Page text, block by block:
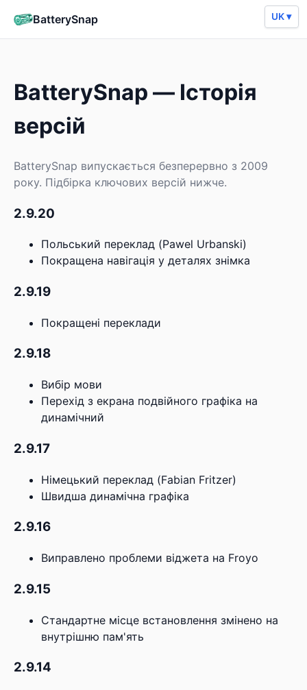
BatterySnap
BatterySnap — Історія
версій
BatterySnap випускається безперервно з 2009
року. Підбірка ключових версій нижче.
2.9.20
Польський переклад (Pawel Urbanski)
Покращена навігація у деталях знімка
2.9.19
Покращені переклади
2.9.18
Вибір мови
Перехід з екрана подвійного графіка на
динамічний
2.9.17
Німецький переклад (Fabian Fritzer)
Швидша динамічна графіка
2.9.16
Виправлено проблеми віджета на Froyo
2.9.15
Стандартне місце встановлення змінено на
внутрішню пам'ять
2.9.14
UK ▾